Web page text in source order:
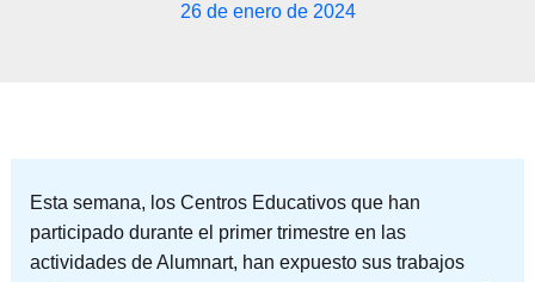
26 de enero de 2024
Esta semana, los Centros Educativos que han
participado durante el primer trimestre en las
actividades de Alumnart, han expuesto sus trabajos